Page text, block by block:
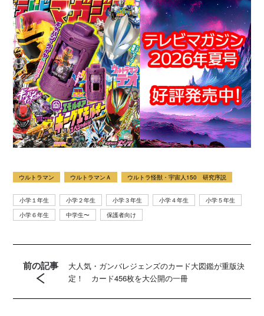
ウルトラマン ウルトラマンＡ ウルトラ怪獣・宇宙人150 研究序説
小学１年生 小学２年生 小学３年生 小学４年生
小学５年生
小学６年生
中学生〜 保護者向け
前の記事
大人気・ガンバレジェンズのカード大図鑑が重版決
定！ カード456枚を大公開の一冊